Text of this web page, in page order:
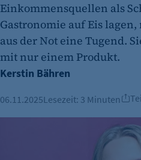
Einkommensquellen als
Gastronomie auf Eis
aus der Not eine Tugend.
mit nur einem Produkt.
Kerstin Bähren
06.11.2025Lesezeit: 3 Minuten